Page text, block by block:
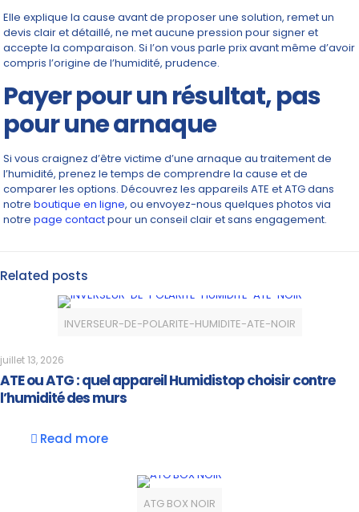
Elle explique la cause avant de proposer une solution, remet un
devis clair et détaillé, ne met aucune pression pour signer et
accepte la comparaison. Si l’on vous parle prix avant même d’avoir
compris l’origine de l’humidité, prudence.
Payer pour un résultat, pas
pour une arnaque
Si vous craignez d’être victime d’une arnaque au traitement de
l’humidité, prenez le temps de comprendre la cause et de
comparer les options. Découvrez les appareils ATE et ATG dans
notreboutique en ligne, ou envoyez-nous quelques photos via
notrepage contactpour un conseil clair et sans engagement.
Related posts
INVERSEUR-DE-POLARITE-HUMIDITE-ATE-NOIR
juillet 13, 2026
ATE ou ATG : quel appareil Humidistop choisir contre
l’humidité des murs
Read more
ATG BOX NOIR